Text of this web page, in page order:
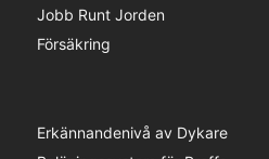
Jobb Runt Jorden
Försäkring
Erkännandenivå av Dykare